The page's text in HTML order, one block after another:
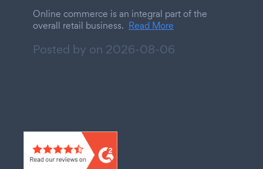
Online commerce is an integral part of the
overall retail business. Read More
Posted by on 2026-08-06